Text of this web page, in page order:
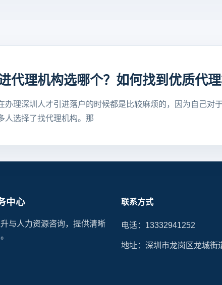
代理机构选哪个？如何找到优质代理
办理深圳人才引进落户的时候都是比较麻烦的，因为自己对
人选择了找代理机构。那
中心
与人力资源咨询，提供清晰
联系方式
电话：13332941252
地址：深圳市龙岗区龙城街